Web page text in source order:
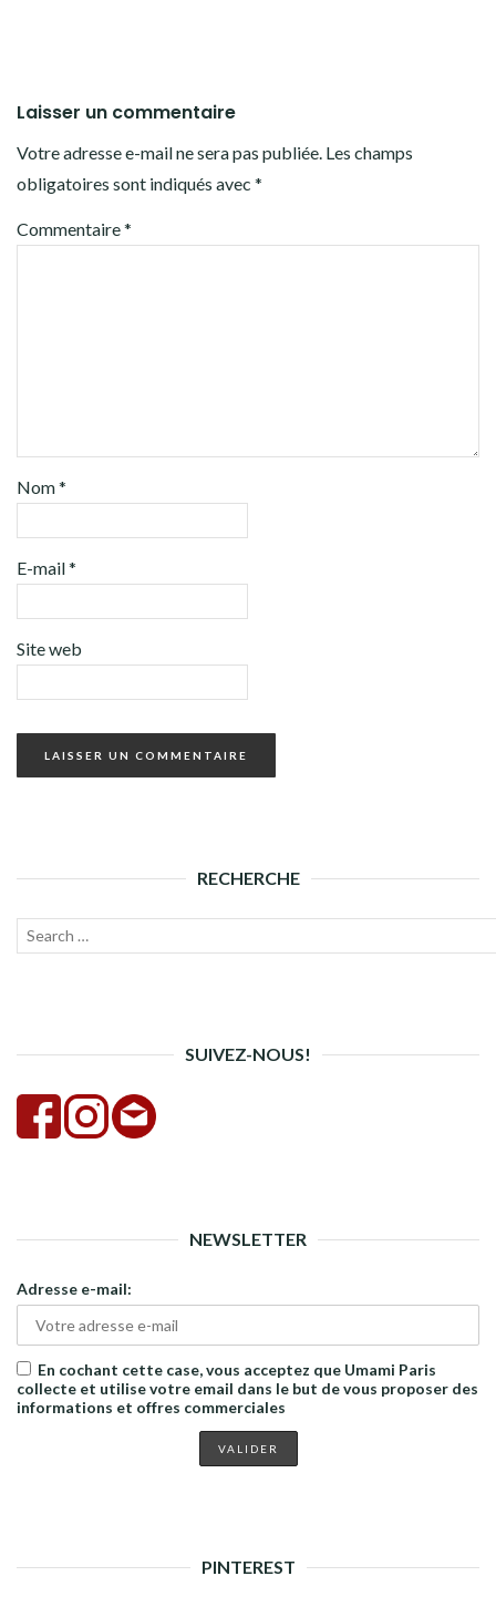
Laisser un commentaire
Votre adresse e-mail ne sera pas publiée. Les champs
obligatoires sont indiqués avec *
Commentaire*
Nom*
E-mail*
Site web
RECHERCHE
Recherche
SUIVEZ-NOUS!
NEWSLETTER
Adresse e-mail:
En cochant cette case, vous acceptez que Umami Paris
collecte et utilise votre email dans le but de vous proposer des
informations et offres commerciales
PINTEREST